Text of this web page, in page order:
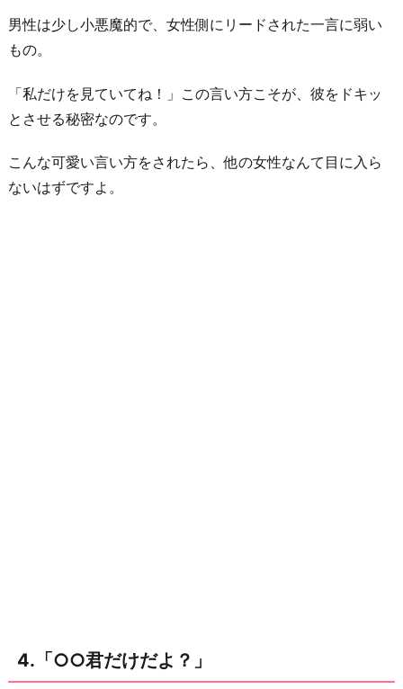
男性は少し小悪魔的で、女性側にリードされた一言に弱い
もの。
「私だけを見ていてね！」この言い方こそが、彼をドキッ
とさせる秘密なのです。
こんな可愛い言い方をされたら、他の女性なんて目に入ら
ないはずですよ。
4.「○○君だけだよ？」